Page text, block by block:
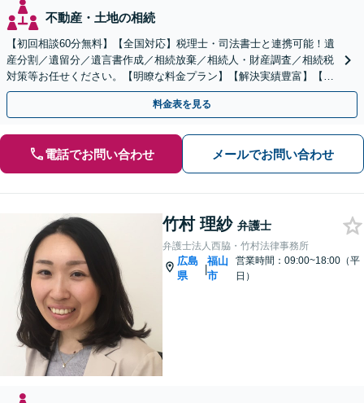
不動産・土地の相続
【初回相談60分無料】【全国対応】税理士・司法書士と連携可能！遺
産分割／遺留分／遺言書作成／相続放棄／相続人・財産調査／相続税
対策等お任せください。【明瞭な料金プラン】【解決実績豊富】【電
話相談可】
料金表を見る
電話でお問い合わせ メールでお問い合わせ
竹村 理紗 弁護士
弁護士法人西脇・竹村法律事務所
広島
県
|
福山
市
営業時間：09:00~18:00（平
日）